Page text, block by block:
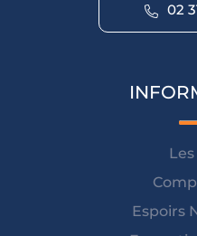
02
Espoirs